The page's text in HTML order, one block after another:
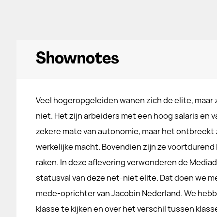
Shownotes
Veel hogeropgeleiden wanen zich de elite, maar
niet. Het zijn arbeiders met een hoog salaris en
zekere mate van autonomie, maar het ontbreekt
werkelijke macht. Bovendien zijn ze
raken. In deze aflevering verwonderen de
statusval van deze net-niet elite. Dat doen we
mede-oprichter van Jacobin Nederland. We
klasse te kijken en over het verschil tussen